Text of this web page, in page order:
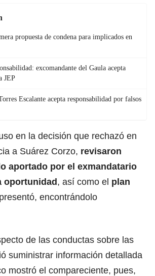
propuesta de condena para implicados en
excomandante del Gaula acepta
JEP
Escalante acepta responsabilidad por falsos
en la decisión que rechazó en
a Suárez Corzo, revisaron
aportado por el exmandatario
oportunidad, así como el plan
encontrándolo
de las conductas sobre las
suministrar información detallada
mostró el compareciente, pues,